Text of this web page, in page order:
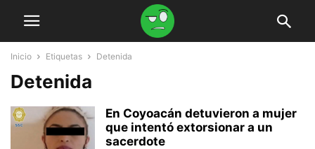
Inicio Etiquetas Detenida
Detenida
En Coyoacán detuvieron a mujer
que intentó extorsionar a un
sacerdote